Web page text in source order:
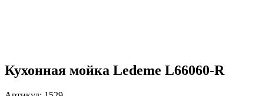
Кухонная мойка Ledeme L66060-R